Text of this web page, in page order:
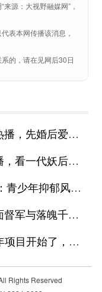
源：大视野融媒网”，
表本网传播该消息，
的，请在见网后30日
爱诠释别样浪漫
心机皇上极限拉扯
郁风险高于成年
千金谱写民国传奇
总有一个适合你
Rights Reserved